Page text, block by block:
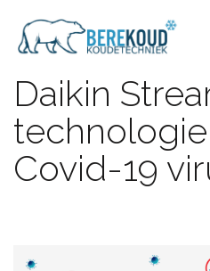
Daikin
Covid-19